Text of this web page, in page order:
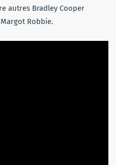
autres Bradley Cooper
Robbie.